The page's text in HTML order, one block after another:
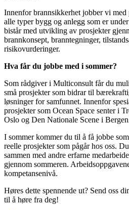
Innenfor brannsikkerhet jobber vi
alle typer bygg og anlegg som er
bistår med utvikling av prosjekter
brannkonsept, branntegninger,
risikovurderinger.
Hva får du jobbe med i sommer?
Som rådgiver i Multiconsult får du
små prosjekter som bidrar til
løsninger for samfunnet. Innenfor
prosjekter som Ocean Space senter i
Oslo og Den Nationale Scene i
I sommer kommer du til å få jobbe
reelle prosjekter som pågår hos oss.
sammen med andre erfarne
gjennom sommeren.
kompetansenivå.
Høres dette spennende ut? Send oss
til å høre fra deg!